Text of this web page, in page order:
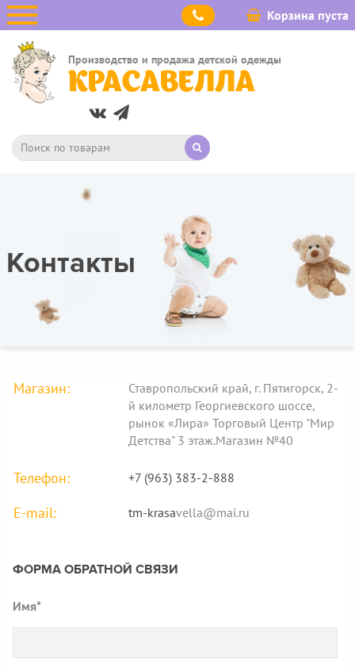
Производство и продажа детской одежды
КРАСАВЕЛЛА
Корзина пуста
Контакты
Магазин:
Ставропольский край, г. Пятигорск, 2-
й километр Георгиевского шоссе,
рынок «Лира» Торговый Центр "Мир
Детства" 3 этаж.Магазин №40
Телефон: +7 (963) 383-2-888
E-mail: tm-krasavella@mai.ru
ФОРМА ОБРАТНОЙ СВЯЗИ
Имя*